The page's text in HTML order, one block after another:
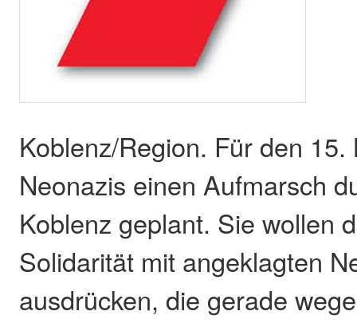
Koblenz/Region. Für den
Neonazis einen Aufmarsch
Koblenz geplant. Sie wol­len
Solidarität mit angeklagten
ausdrücken, die gerade